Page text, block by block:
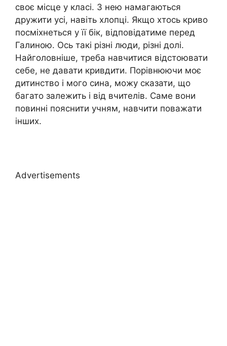
своє місце у класі. З нею намагаються
дружити усі, навіть хлопці. Якщо хтось криво
посміхнеться у її бік, відповідатиме перед
Галиною. Ось такі різні люди, різні долі.
Найголовніше, треба навчитися відстоювати
себе, не давати кривдити. Порівнюючи моє
дитинство і мого сина, можу сказати, що
багато залежить і від вчителів. Саме вони
повинні пояснити учням, навчити поважати
інших.
Advertisements